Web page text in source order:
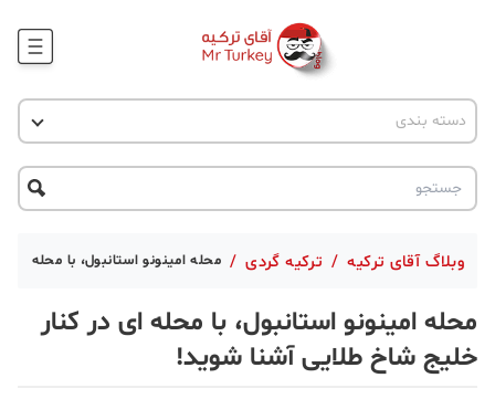
وبلاگ
جاذبه گردشگری
دسته بندی
اخبار ترکیه
پروژه ها
تحصیل در ترکیه
ترکیه گردی
حقوقی
وبلاگ آقای ترکیه / ترکیه گردی / محله امینونو استانبول، با محله
محله امینونو استانبول، با محله ای در کنار
خلیج شاخ طلایی آشنا شوید!